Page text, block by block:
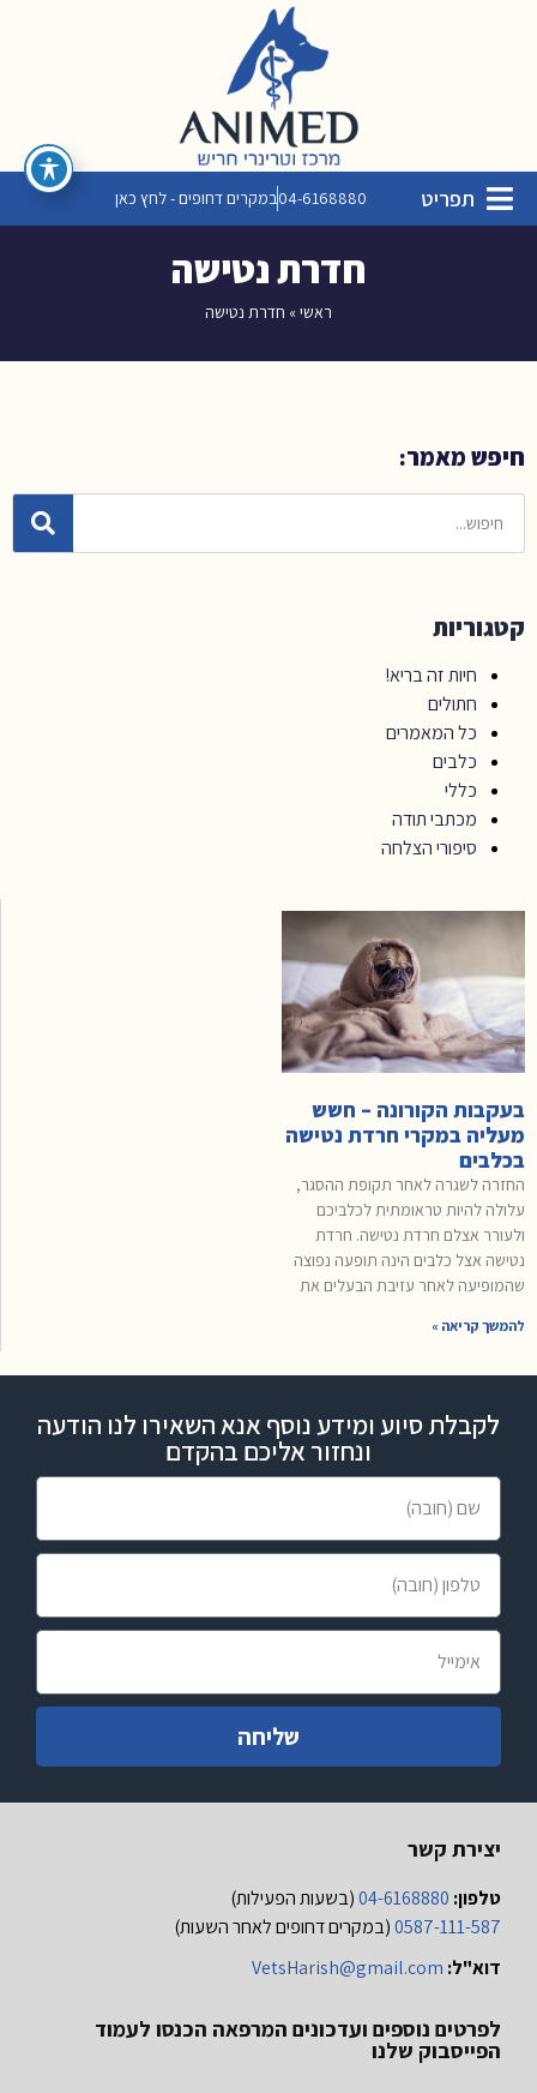
תפריט 04-6168880במקרים דחופים - לחץ כאן
חדרת נטישה
ראשי» חדרת נטישה
בעקבות הקורונה – חשש
מעליה במקרי חרדת נטישה
בכלבים
החזרה לשגרה לאחר תקופת ההסגר,
עלולה להיות טראומתית לכלביכם
ולעורר אצלם חרדת נטישה. חרדת
נטישה אצל כלבים הינה תופעה נפוצה
שהמופיעה לאחר עזיבת הבעלים את
להמשך קריאה »
חיפש מאמר:
קטגוריות
חיות זה בריא!
חתולים
כל המאמרים
כלבים
כללי
מכתבי תודה
סיפורי הצלחה
לקבלת סיוע ומידע נוסף אנא השאירו לנו הודעה
ונחזור אליכם בהקדם
שליחה
יצירת קשר
טלפון: 04-6168880(בשעות הפעילות)
0587-111-587(במקרים דחופים לאחר השעות)
דוא"ל: VetsHarish@gmail.com
לפרטים נוספים ועדכונים המרפאה הכנסו לעמוד
הפייסבוק שלנו